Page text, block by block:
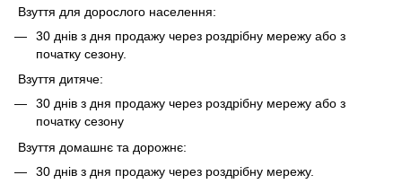
Взуття для дорослого населення:
30 днів з дня продажу через роздрібну мережу або з
початку сезону.
Взуття дитяче:
30 днів з дня продажу через роздрібну мережу або з
початку сезону
Взуття домашнє та дорожнє:
30 днів з дня продажу через роздрібну мережу.